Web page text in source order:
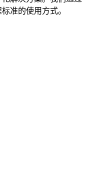
准的使用方式。